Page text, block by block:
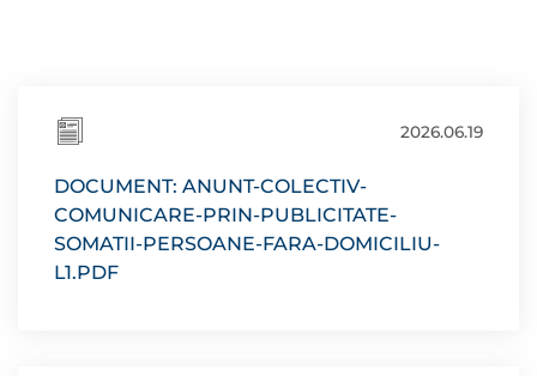
2026.06.19
DOCUMENT: ANUNT-COLECTIV-
COMUNICARE-PRIN-PUBLICITATE-
SOMATII-PERSOANE-FARA-DOMICILIU-
L1.PDF